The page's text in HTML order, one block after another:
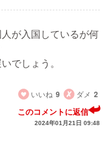
が入国しているが何
でしょう。
いいね 9 ダメ 2
このコメントに返信
2024年01月21日 09:48